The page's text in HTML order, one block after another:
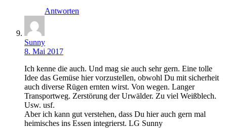
Antworten
Sunny
8. Mai 2017
Ich kenne die auch. Und mag sie auch sehr gern. Eine tolle
Idee das Gemüse hier vorzustellen, obwohl Du mit sicherheit
auch diverse Rügen ernten wirst. Von wegen. Langer
Transportweg. Zerstörung der Urwälder. Zu viel Weißblech.
Usw. usf.
Aber ich kann gut verstehen, dass Du hier auch gern mal
heimisches ins Essen integrierst. LG Sunny